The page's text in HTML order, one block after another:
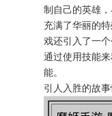
制自己的英雄
充满了华丽的
戏还引入了一
通过使用技能
能。
引人入胜的故